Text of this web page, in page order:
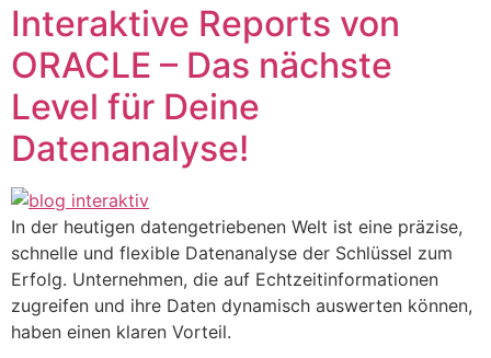
Interaktive Reports von
ORACLE – Das nächste
Level für Deine
Datenanalyse!
In der heutigen datengetriebenen Welt ist eine präzise,
schnelle und flexible Datenanalyse der Schlüssel zum
Erfolg. Unternehmen, die auf Echtzeitinformationen
zugreifen und ihre Daten dynamisch auswerten können,
haben einen klaren Vorteil.